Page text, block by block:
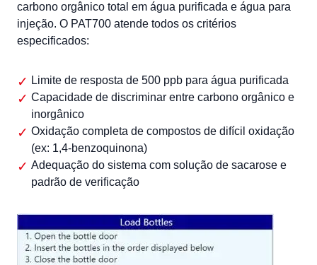
carbono orgânico total em água purificada e água para
injeção. O PAT700 atende todos os critérios
especificados:
Limite de resposta de 500 ppb para água purificada
Capacidade de discriminar entre carbono orgânico e
inorgânico
Oxidação completa de compostos de difícil oxidação
(ex: 1,4-benzoquinona)
Adequação do sistema com solução de sacarose e
padrão de verificação